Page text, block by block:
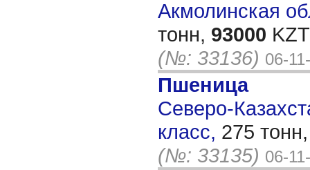
Акмолинская
тонн, 93000
(№: 33136) 06-
Пшеница
Северо-
класс, 275
(№: 33135) 06-